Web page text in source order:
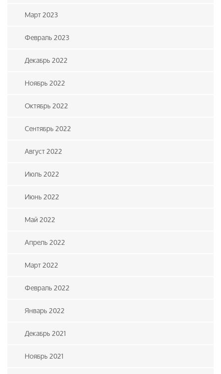
Март 2023
Февраль 2023
Декабрь 2022
Ноябрь 2022
Октябрь 2022
Сентябрь 2022
Август 2022
Июль 2022
Июнь 2022
Май 2022
Апрель 2022
Март 2022
Февраль 2022
Январь 2022
Декабрь 2021
Ноябрь 2021